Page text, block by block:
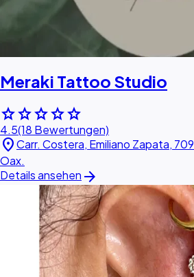
Meraki Tattoo Studio
starstarstarstarstar
4.5(18 Bewertungen)
location_onCarr. Costera, Emiliano Zapata,
Oax.
Details ansehen arrow_forward